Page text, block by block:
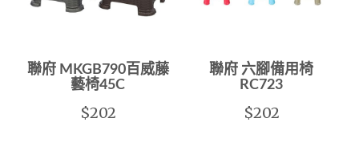
聯府 MKGB790百威藤
藝椅45C
$202
聯府 六腳備用椅
RC723
$202